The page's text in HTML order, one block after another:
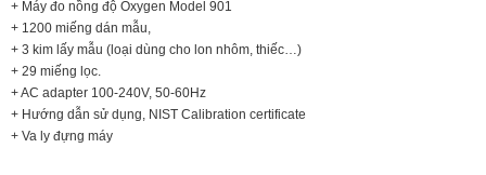
+ Máy đo nồng độ Oxygen Model 901
+ 1200 miếng dán mẫu,
+ 3 kim lấy mẫu (loại dùng cho lon nhôm, thiếc…)
+ 29 miếng lọc.
+ AC adapter 100-240V, 50-60Hz
+ Hướng dẫn sử dụng, NIST Calibration certificate
+ Va ly đựng máy